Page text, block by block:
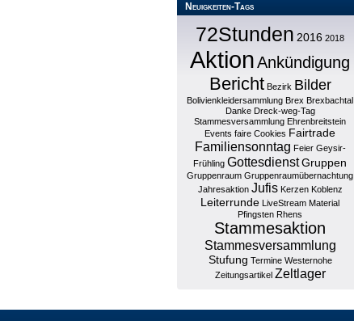
Neuigkeiten-Tags
72Stunden 2016 2018
AktionAnkündigung
Bericht Bezirk Bilder
Bolivienkleidersammlung Brex Brexbachtal
Danke Dreck-weg-Tag
Stammesversammlung Ehrenbreitstein
Events faire Cookies Fairtrade
Familiensonntag Feier Geysir-
Frühling GottesdienstGruppen
Gruppenraum Gruppenraumübernachtung
Jahresaktion Jufis Kerzen Koblenz
Leiterrunde LiveStream Material
Pfingsten Rhens
Stammesaktion
Stammesversammlung
Stufung Termine Westernohe
Zeitungsartikel Zeltlager